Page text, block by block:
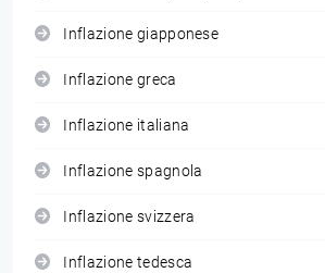
Inflazione giapponese
Inflazione greca
Inflazione italiana
Inflazione spagnola
Inflazione svizzera
Inflazione tedesca